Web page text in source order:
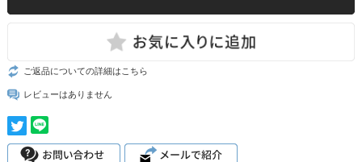
ご返品についての詳細はこちら
レビューはありません